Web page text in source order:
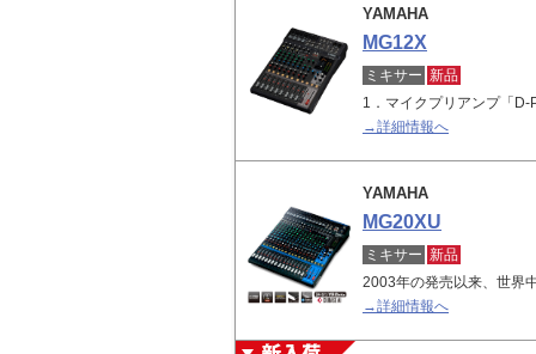
YAMAHA
MG12X
ミキサー 新品
1．マイクプリアンプ「
→詳細情報へ
YAMAHA
MG20XU
ミキサー 新品
2003年の発売以来、世界
→詳細情報へ